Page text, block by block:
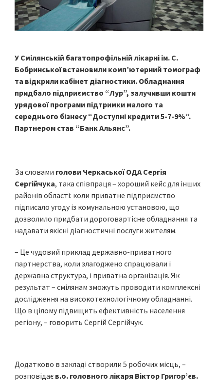
У Смілянській багатопрофільній лікарні ім. С.
Бобринської встановили комп’ютерний томограф
та відкрили кабінет діагностики. Обладнання
придбало підприємство “Лур”, залучивши кошти
урядової програми підтримки малого та
середнього бізнесу “Доступні кредити 5-7-9%”.
Партнером став “Банк Альянс”.
За словами голови Черкаської ОДА Сергія
Сергійчука, така співпраця – хороший кейс для інших
районів області: коли приватне підприємство
підписало угоду із комунальною установою, що
дозволило придбати дороговартісне обладнання та
надавати якісні діагностичні послуги жителям.
– Це чудовий приклад державно-приватного
партнерства, коли злагоджено спрацювали і
державна структура, і приватна організація. Як
результат – смілянам зможуть проводити комплексні
дослідження на високотехнологічному обладнанні.
Що в цілому підвищить ефективність населення
регіону, – говорить Сергій Сергійчук.
Додатково в закладі створили 5 робочих місць, –
розповідає в.о. головного лікаря Віктор Григор’єв.